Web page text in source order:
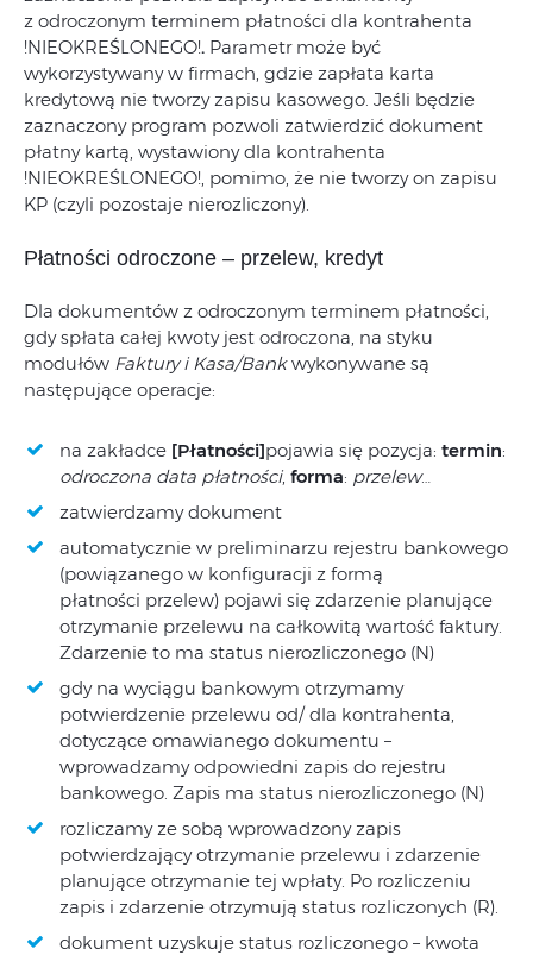
z odroczonym terminem płatności dla kontrahenta
!NIEOKREŚLONEGO!. Parametr może być
wykorzystywany w firmach, gdzie zapłata karta
kredytową nie tworzy zapisu kasowego. Jeśli będzie
zaznaczony program pozwoli zatwierdzić dokument
płatny kartą, wystawiony dla kontrahenta
!NIEOKREŚLONEGO!, pomimo, że nie tworzy on zapisu
KP (czyli pozostaje nierozliczony).
Płatności odroczone – przelew, kredyt
Dla dokumentów z odroczonym terminem płatności,
gdy spłata całej kwoty jest odroczona, na styku
modułów Faktury i Kasa/Bankwykonywane są
następujące operacje:
na zakładce [Płatności]pojawia się pozycja: termin:
odroczona data płatności, forma: przelew…
zatwierdzamy dokument
automatycznie w preliminarzu rejestru bankowego
(powiązanego w konfiguracji z formą
płatności przelew) pojawi się zdarzenie planujące
otrzymanie przelewu na całkowitą wartość faktury.
Zdarzenie to ma status nierozliczonego (N)
gdy na wyciągu bankowym otrzymamy
potwierdzenie przelewu od/ dla kontrahenta,
dotyczące omawianego dokumentu –
wprowadzamy odpowiedni zapis do rejestru
bankowego. Zapis ma status nierozliczonego (N)
rozliczamy ze sobą wprowadzony zapis
potwierdzający otrzymanie przelewu i zdarzenie
planujące otrzymanie tej wpłaty. Po rozliczeniu
zapis i zdarzenie otrzymują status rozliczonych (R).
dokument uzyskuje status rozliczonego – kwota